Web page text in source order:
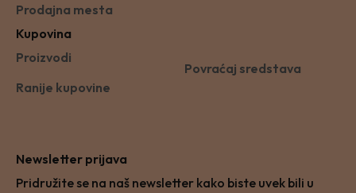
Prodajna mesta
Kupovina
Proizvodi
Ranije kupovine
Povraćaj sredstava
Newsletter prijava
Pridružite se na naš newsletter kako biste uvek bili u